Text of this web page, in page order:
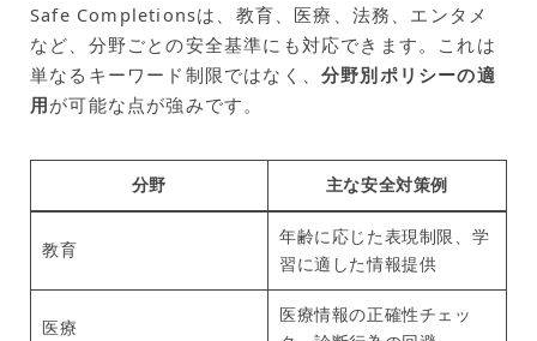
Safe Completionsは、教育、医療、法務、エンタメ
など、分野ごとの安全基準にも対応できます。これは
単なるキーワード制限ではなく、 分野別ポリシーの適
用が可能な点が強みです。
分野 主な安全対策例
教育
年齢に応じた表現制限、学
習に適した情報提供
医療
医療情報の正確性チェッ